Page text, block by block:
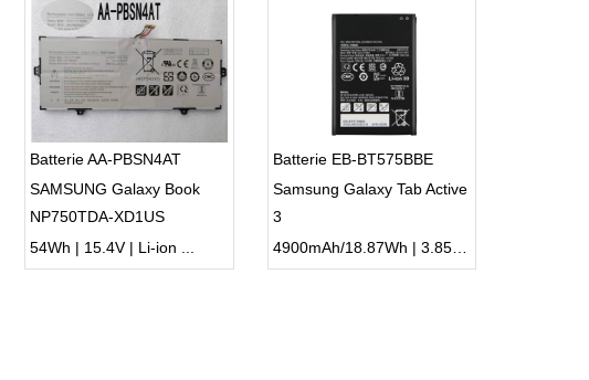
Batterie AA-PBSN4AT
SAMSUNG Galaxy Book
NP750TDA-XD1US
NP750TDA-XD2US
54Wh | 15.4V | Li-ion ...
Batterie EB-BT575BBE
Samsung Galaxy Tab Active
3
4900mAh/18.87Wh | 3.85V | Li-ion ...